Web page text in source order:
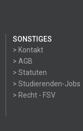
SONSTIGES
> Kontakt
> AGB
> Statuten
> Studierenden-Jobs
> Recht - FSV